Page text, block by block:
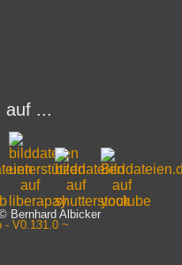
auf ...
Bernhard Albicker
- V0.131.0 ~